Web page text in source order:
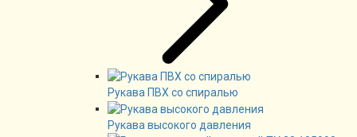
Рукава ПВХ со спиралью
Рукава высокого давления